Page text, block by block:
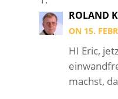
ROLAND
ON 15.
HI Eric,
machst,